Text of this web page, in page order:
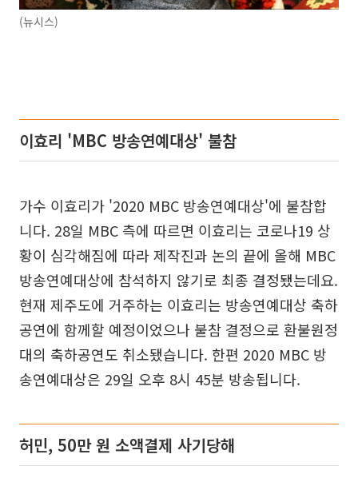
(뉴시스)
이효리 'MBC 방송연예대상' 불참
가수 이효리가 '2020 MBC 방송연예대상'에 불참합
니다. 28일 MBC 측에 따르면 이효리는 코로나19 상
황이 심각해짐에 따라 제작진과 논의 끝에 올해 MBC
방송연예대상에 참석하지 않기로 최종 결정됐는데요.
현재 제주도에 거주하는 이효리는 방송연예대상 축하
공연에 함께할 예정이었으나 불참 결정으로 환불원정
대의 축하공연도 취소됐습니다. 한편 2020 MBC 방
송연예대상은 29일 오후 8시 45분 방송됩니다.
허민, 50만 원 소액결제 사기당해